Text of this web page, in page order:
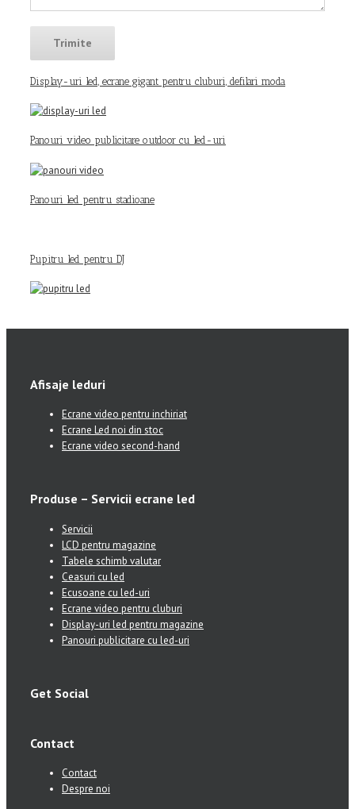
Display-uri led, ecrane gigant pentru cluburi, defilari moda
Panouri video publicitare outdoor cu led-uri
Panouri led pentru stadioane
Pupitru led pentru DJ
Afisaje leduri
Ecrane video pentru inchiriat
Ecrane Led noi din stoc
Ecrane video second-hand
Produse – Servicii ecrane led
Servicii
LCD pentru magazine
Tabele schimb valutar
Ceasuri cu led
Ecusoane cu led-uri
Ecrane video pentru cluburi
Display-uri led pentru magazine
Panouri publicitare cu led-uri
Get Social
Contact
Contact
Despre noi